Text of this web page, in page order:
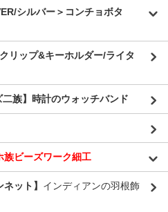
シルバー＞コンチョボタ
リップ&キーホルダー/ライタ
族】時計のウォッチバンド
ビーズワーク細工
ット】 インディアンの羽根飾